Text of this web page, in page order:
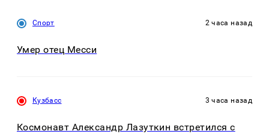
Спорт 2 часа назад
Умер отец Месси
Кузбасс 3 часа назад
Космонавт Александр Лазуткин встретился с